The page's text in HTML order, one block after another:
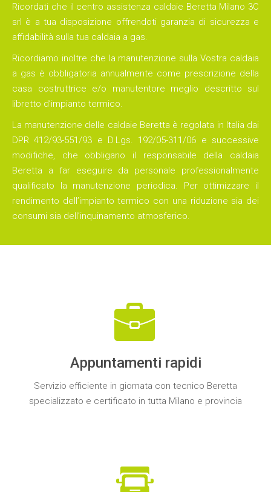
Ricordati che il centro assistenza caldaie Beretta Milano 3C
srl è a tua disposizione offrendotigaranzia di sicurezza e
affidabilità sulla tua caldaia a gas
Ricordiamo inoltre che la manutenzione sulla Vostra caldaia
a gas è obbligatoria annualmente come prescrizione della
casa costruttrice e/o manutentore meglio descritto sul
libretto d’impianto termico.
La manutenzione delle caldaie Beretta è regolata in Italia dai
DPR 412/93-551/93 e D.Lgs. 192/05-311/06 e successive
modifiche, che obbligano il responsabile della caldaia
Beretta a far eseguire da personale professionalmente
qualificato la manutenzione periodica. Per ottimizzare il
rendimento dell’impianto termico con una riduzione sia dei
consumi sia dell’inquinamento atmosferico.
Appuntamenti rapidi
Servizio efficiente in giornata con tecnico Beretta
specializzato e certificato in tutta Milano e provincia